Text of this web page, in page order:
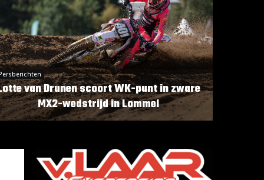
van Drunen scoort WK-punt in zware
MX2-wedstrijd in Lommel